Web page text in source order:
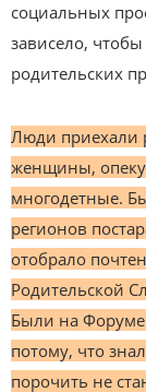
социальных
зависело,
родительских
Люди приехали
женщины,
многодетные.
регионов
отобрало
Родительской
Были на Форуме
потому, что
порочить не